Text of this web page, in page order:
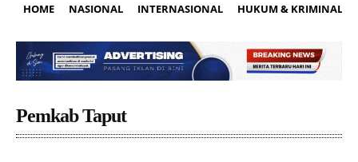
HOME NASIONAL INTERNASIONAL HUKUM & KRIMINAL
Pemkab Taput